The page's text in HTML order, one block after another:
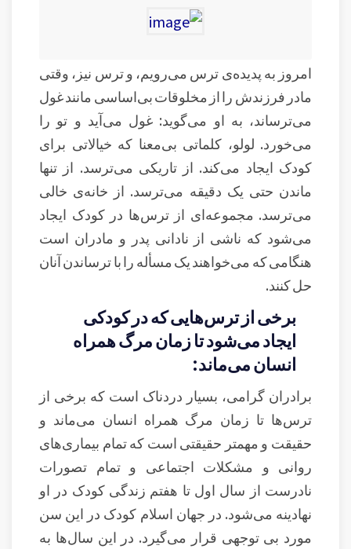
امروز به پدیده‌ی ترس می‌رویم، و ترس نیز، وقتی
مادر فرزندش را از مخلوقات بی‌اساسی مانند غول
می‌ترساند، به او می‌گوید: غول می‌آید و تو را
می‌خورد. لولو، کلماتی بی‌معنا که خیالاتی برای
کودک ایجاد می‌کند. از تاریکی می‌ترسد. از تنها
ماندن حتی یک دقیقه می‌ترسد. از خانه‌ی خالی
می‌ترسد. مجموعه‌ای از ترس‌ها در کودک ایجاد
می‌شود که ناشی از نادانی پدر و مادران است
هنگامی که می‌خواهند یک مسأله را با ترساندن آنان
حل کنند.
برخی از ترس‌هایی که در کودکی
ایجاد می‌شود تا زمان مرگ همراه
انسان می‌ماند:
برادران گرامی، بسیار دردناک است که برخی از
ترس‌ها تا زمان مرگ همراه انسان می‌ماند و
حقیقت و مهمتر حقیقتی است که تمام بیماری‌های
روانی و مشکلات اجتماعی و تمام تصورات
نادرست از سال اول تا هفتم زندگی کودک در او
نهادینه می‌شود. در جهان اسلام کودک در این سن
مورد بی توجهی قرار می‌گیرد. در این سال‌ها به